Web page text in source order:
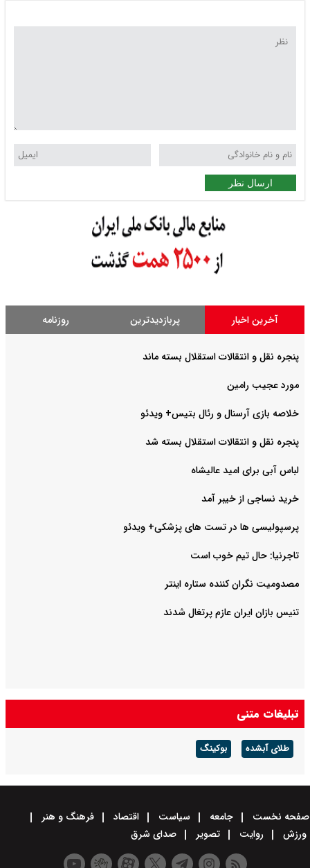
ارسال نظر
آخرین اخبار پربازدیدترین روزنامه
پنجره نقل و انتقالات استقلال بسته ماند
مورد عجیب رامین
خلاصه بازی آرسنال و رئال بتیس+ ویدئو
پنجره نقل و انتقالات استقلال بسته شد
لباس آبی برای امید عالیشاه
خرید نساجی از خیبر آمد
پرسپولیسی ها در تست های پزشکی+ ویدئو
تاجرنیا: حال تیم خوب است
مصدومیت نگران کننده ستاره اینتر
تنیس بازان ایران عازم پرتغال شدند
تبلیغات متنی
طلای آبشده بوکینگ
صفحه نخست جامعه سیاست اقتصاد
فرهنگ و هنر
ورزش
روایت تصویر صدای شرق